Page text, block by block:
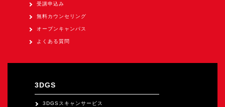
オートモーティブワールド2026
（1/21～23東京ビッグサイト）に出展。
（5/27～28 秋葉原UDX）に出展。
《求人》
受講申込み
無料カウンセリング
オープンキャンパス
よくある質問
3DGS
3DGSスキャンサービス